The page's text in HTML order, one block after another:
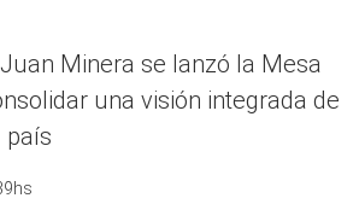
Minera se lanzó la Mesa
una visión integrada de
país